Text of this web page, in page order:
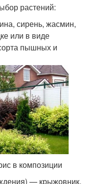
растений:
сирень, жасмин,
или в виде
пышных и
в композиции
— крыжовник,